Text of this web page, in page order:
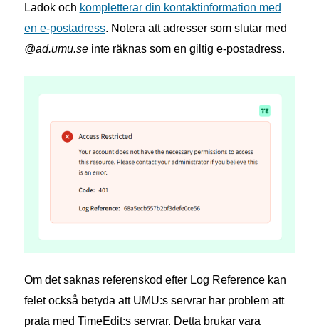
Ladok och kompletterar din kontaktinformation med
en e-postadress. Notera att adresser som slutar med
@ad.umu.seinte räknas som en giltig e-postadress.
Om det saknas referenskod efter Log Reference kan
felet också betyda att UMU:s servrar har problem att
prata med TimeEdit:s servrar. Detta brukar vara